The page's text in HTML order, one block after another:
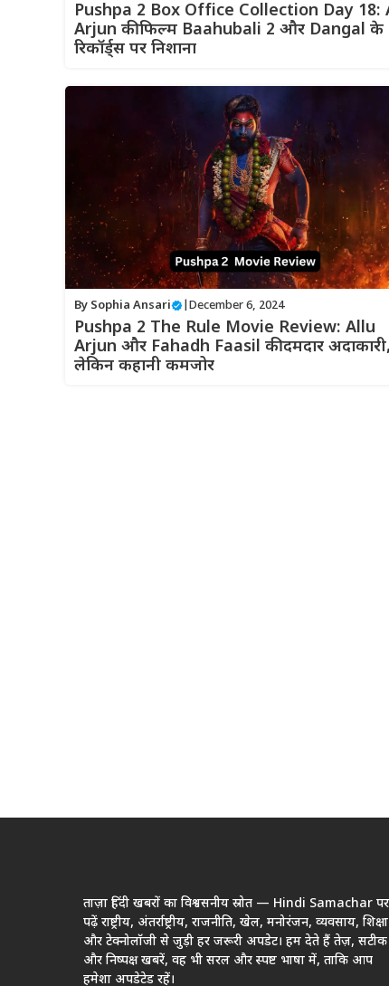
Pushpa 2 Box Office Collection Day 18:
Arjun की फिल्म Baahubali 2 और Dangal के
रिकॉर्ड्स पर निशाना
By Sophia Ansari December 6, 2024
Pushpa 2 The Rule Movie Review: Allu
Arjun और Fahadh Faasil की दमदार अदाकारी,
लेकिन कहानी कमजोर
ताज़ा हिंदी खबरों का विश्वसनीय स्रोत — Hindi Samachar पर
पढ़ें राष्ट्रीय, अंतर्राष्ट्रीय, राजनीति, खेल, मनोरंजन, व्यवसाय, शिक्षा
और टेक्नोलॉजी से जुड़ी हर जरूरी अपडेट। हम देते हैं तेज़, सटीक
और निष्पक्ष खबरें, वह भी सरल और स्पष्ट भाषा में, ताकि आप
हमेशा अपडेटेड रहें।